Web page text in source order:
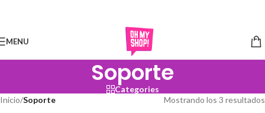
MENU
Soporte
Categories
Inicio/Soporte Mostrando los 3 resultados